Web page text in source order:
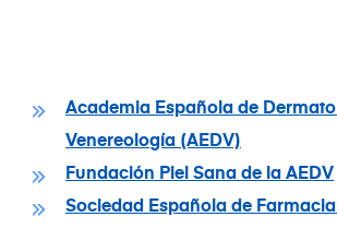
Academia Española de
Venereología (AEDV)
Fundación Piel Sana de la AEDV
Sociedad Española de